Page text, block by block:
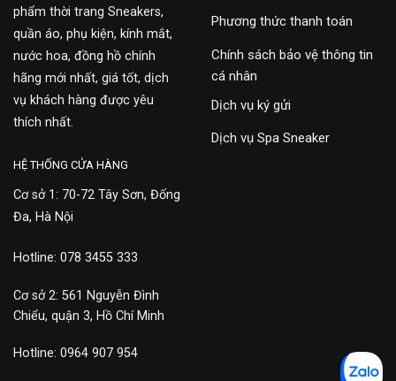
phẩm thời trang Sneakers,
quần áo, phụ kiện, kính mắt,
nước hoa, đồng hồ chính
hãng mới nhất, giá tốt, dịch
vụ khách hàng được yêu
thích nhất.
Phương thức thanh toán
Chính sách bảo vệ thông tin
cá nhân
Dịch vụ ký gửi
Dịch vụ Spa Sneaker
HỆ THỐNG CỬA HÀNG
Cơ sở 1: 70-72 Tây Sơn, Đống
Đa, Hà Nội
Hotline: 078 3455 333
Cơ sở 2: 561 Nguyễn Đình
Chiểu, quận 3, Hồ Chí Minh
Hotline: 0964 907 954